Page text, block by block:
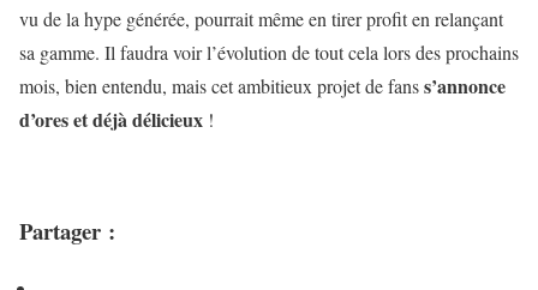
vu de la hype générée, pourrait même en tirer profit en relançant
sa gamme. Il faudra voir l’évolution de tout cela lors des prochains
mois, bien entendu, mais cet ambitieux projet de fanss’annonce
d’ores et déjà délicieux !
Partager :